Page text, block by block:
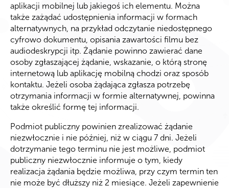
aplikacji mobilnej lub jakiegoś ich elementu. Można
także zażądać udostępnienia informacji w formach
alternatywnych, na przykład odczytanie niedostępnego
cyfrowo dokumentu, opisania zawartości filmu bez
audiodeskrypcji itp. Żądanie powinno zawierać dane
osoby zgłaszającej żądanie, wskazanie, o którą stronę
internetową lub aplikację mobilną chodzi oraz sposób
kontaktu. Jeżeli osoba żądająca zgłasza potrzebę
otrzymania informacji w formie alternatywnej, powinna
także określić formę tej informacji.
Podmiot publiczny powinien zrealizować żądanie
niezwłocznie i nie później, niż w ciągu 7 dni. Jeżeli
dotrzymanie tego terminu nie jest możliwe, podmiot
publiczny niezwłocznie informuje o tym, kiedy
realizacja żądania będzie możliwa, przy czym termin ten
nie może być dłuższy niż 2 miesiące. Jeżeli zapewnienie